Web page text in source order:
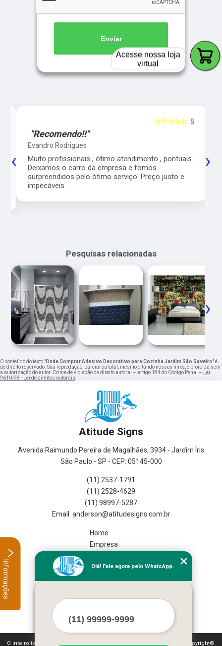
Enviar
5
☆☆☆☆☆
"Recomendo!!"
Evandro Rodrigues
Muito profissionais , ótimo atendimento , pontuais.
Deixamos o carro da empresa e fomos
surpreendidos pelo ótimo serviço. Preço justo e
impecáveis.
‹ ›
Pesquisas relacionadas
‹ ›
O conteúdo do texto "Onde Comprar Adesivo Decorativo para Cozinha Jardim São Saveiro" é
de direito reservado. Sua reprodução, parcial ou total, mesmo citando nossos links, é proibida sem
a autorização do autor. Crime de violação de direito autoral – artigo 184 do Código Penal –
Lei
9610/98 - Lei de direitos autorais
Atitude Signs
Avenida Raimundo Pereira de Magalhães, 3934 - Jardim Íris
São Paulo - SP - CEP: 05145-000
(11) 2537-1791
(11) 2528-4629
(11) 98997-5287
Home
Empresa
Serviços
Mais Serviços
O inteiro teor deste site está sujeito à proteção de direitos autorais. Copyright©
Olá! Fale agora pelo WhatsApp.
Informações
Acesse nossa loja
virtual